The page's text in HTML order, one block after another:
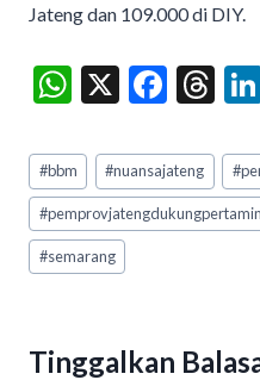
Jateng dan 109.000 di DIY.
W
at
s
A
p
X
F
e
b
o
T
ea
ds
Post
Tags:
#bbm #nuansajateng #
#
#semarang
Tinggalkan